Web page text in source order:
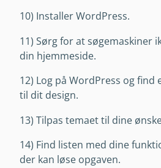
10) Installer WordPress.
11) Sørg for at søgemaskiner
din hjemmeside.
12) Log på WordPress og find
til dit design.
13) Tilpas temaet til dine
14) Find listen med dine
der kan løse opgaven.